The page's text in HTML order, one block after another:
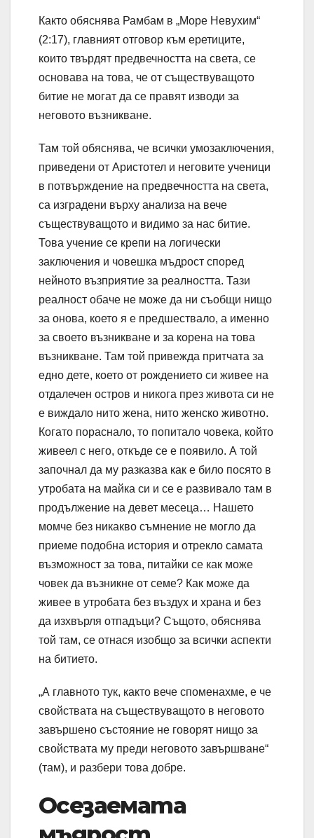
Както обяснява Рамбам в „Море Невухим“
(2:17), главният отговор към еретиците,
които твърдят предвечността на света, се
основава на това, че от съществуващото
битие не могат да се правят изводи за
неговото възникване.
Там той обяснява, че всички умозаключения,
приведени от Аристотел и неговите ученици
в потвърждение на предвечността на света,
са изградени върху анализа на вече
съществуващото и видимо за нас битие.
Това учение се крепи на логически
заключения и човешка мъдрост според
нейното възприятие за реалността. Тази
реалност обаче не може да ни съобщи нищо
за онова, което я е предшествало, а именно
за своето възникване и за корена на това
възникване. Там той привежда притчата за
едно дете, което от рождението си живее на
отдалечен остров и никога през живота си не
е виждало нито жена, нито женско животно.
Когато пораснало, то попитало човека, който
живеел с него, откъде се е появило. А той
започнал да му разказва как е било посято в
утробата на майка си и се е развивало там в
продължение на девет месеца… Нашето
момче без никакво съмнение не могло да
приеме подобна история и отрекло самата
възможност за това, питайки се как може
човек да възникне от семе? Как може да
живее в утробата без въздух и храна и без
да изхвърля отпадъци? Същото, обяснява
той там, се отнася изобщо за всички аспекти
на битието.
„А главното тук, както вече споменахме, е че
свойствата на съществуващото в неговото
завършено състояние не говорят нищо за
свойствата му преди неговото завършване“
(там), и разбери това добре.
Осезаемата